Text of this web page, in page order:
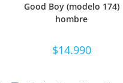
Good Boy (modelo 174)
hombre
$14.990